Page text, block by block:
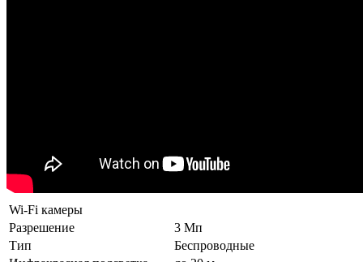
Wi-Fi камеры
Разрешение
3 Мп
Тип
Беспроводные